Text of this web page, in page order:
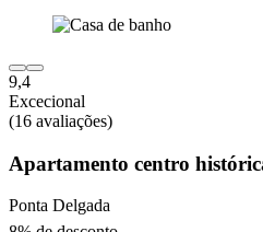
9,4
Excecional
(16 avaliações)
Apartamento centro
Ponta Delgada